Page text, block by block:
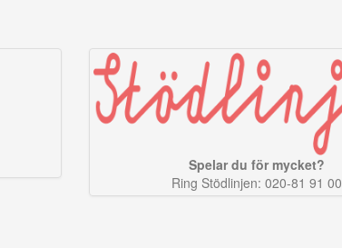
Spelar du för mycket?
Ring Stödlinjen: 020-81 91 00